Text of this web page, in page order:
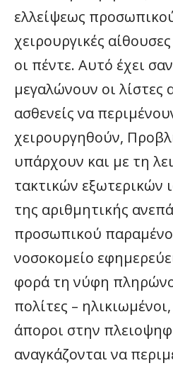
ελλείψεως
χειρουργικές
οι πέντε. Αυτό έχει
μεγαλώνουν οι λίστες
ασθενείς να
χειρουργηθούν,
υπάρχουν και με τη
τακτικών εξωτερικών
της αριθμητικής
προσωπικού
νοσοκομείο
φορά τη νύφη
πολίτες –
άποροι στην
αναγκάζονται να